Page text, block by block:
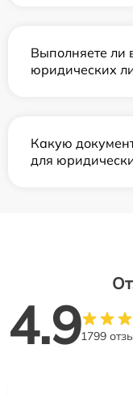
Выполняете ли
юридических
Какую
для
4.91799